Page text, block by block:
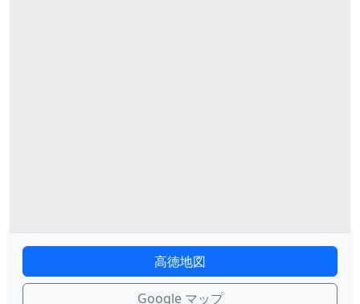
高徳地図
Google マップ